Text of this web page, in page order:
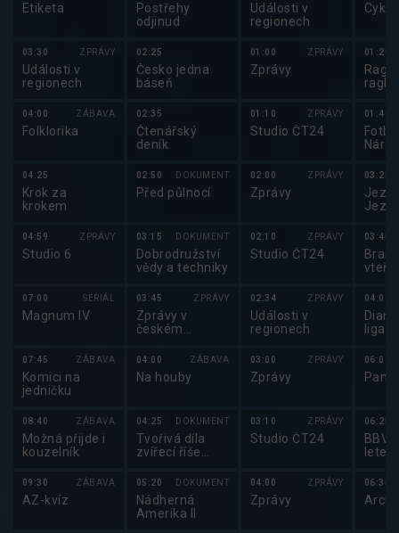
Etiketa
03:30 ZPRÁVY
Události v
regionech
04:00 ZÁBAVA
Folklorika
04:25
Krok za
krokem
04:59 ZPRÁVY
Studio 6
07:00 SERIÁL
Magnum IV
07:45 ZÁBAVA
Komici na
jedničku
08:40 ZÁBAVA
Možná přijde i
kouzelník
09:30 ZÁBAVA
AZ-kvíz
Postřehy
odjinud
02:25
Česko jedna
báseň
02:35
Čtenářský
deník
02:50 DOKUMENT
Před půlnocí
03:15 DOKUMENT
Dobrodružství
vědy a techniky
03:45 ZPRÁVY
Zprávy v
českém
jazyce
04:00 ZÁBAVA
Na houby
04:25 DOKUMENT
Tvořivá díla
zvířecí říše
05:20 DOKUMENT
Nádherná
Amerika II
Události v
regionech
01:00 ZPRÁVY
Zprávy
01:10 ZPRÁVY
Studio ČT24
02:00 ZPRÁVY
Zprávy
02:10 ZPRÁVY
Studio ČT24
02:34 ZPRÁVY
Události v
regionech
03:00 ZPRÁVY
Zprávy
03:10 ZPRÁVY
Studio ČT24
04:00 ZPRÁVY
Zprávy
01:25
ragby
01:40
03:25
03:45
04:00
liga
06:00
06:25
BBV
06:35